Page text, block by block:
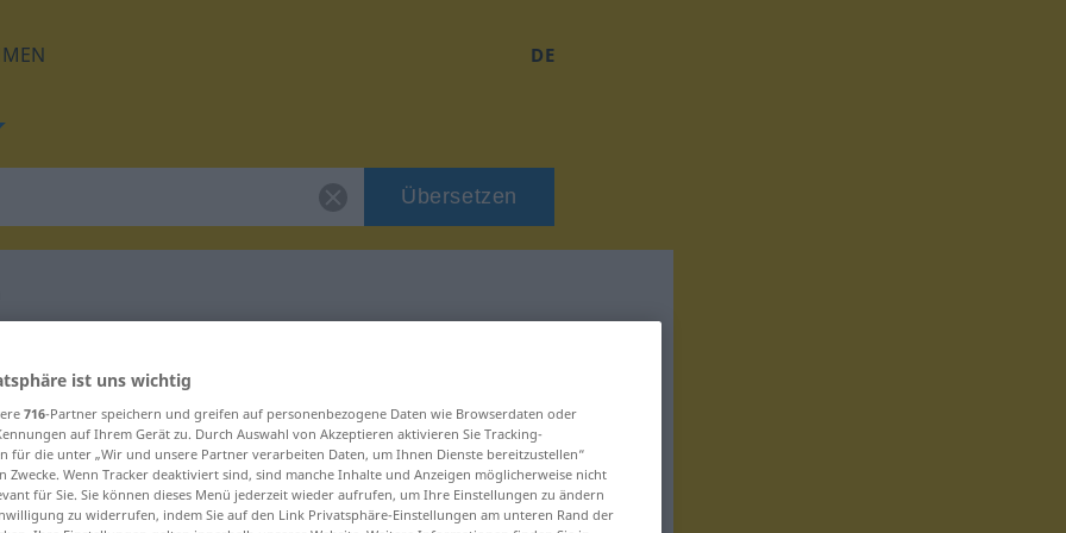
DE
Übersetzen
"narzisstisch"
ist uns wichtig
716-Partner speichern und greifen auf personenbezogene Daten wie Browserdaten oder
auf Ihrem Gerät zu. Durch Auswahl von Akzeptieren aktivieren Sie Tracking-
für die unter „Wir und unsere Partner verarbeiten Daten, um Ihnen Dienste bereitzustellen“
Zwecke. Wenn Tracker deaktiviert sind, sind manche Inhalte und Anzeigen möglicherweise nicht
für Sie. Sie können dieses Menü jederzeit wieder aufrufen, um Ihre Einstellungen zu ändern
zu widerrufen, indem Sie auf den Link Privatsphäre-Einstellungen am unteren Rand der